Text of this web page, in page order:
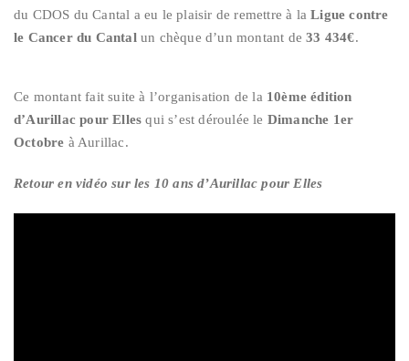
du CDOS du Cantal a eu le plaisir de remettre à laLigue contre
le Cancer du Cantal un chèque d’un montant de33 434€.
Ce montant fait suite à l’organisation de la 10ème édition
d’Aurillac pour Elles qui s’est déroulée le Dimanche 1er
Octobre à Aurillac.
Retour en vidéo sur les 10 ans d’Aurillac pour Elles